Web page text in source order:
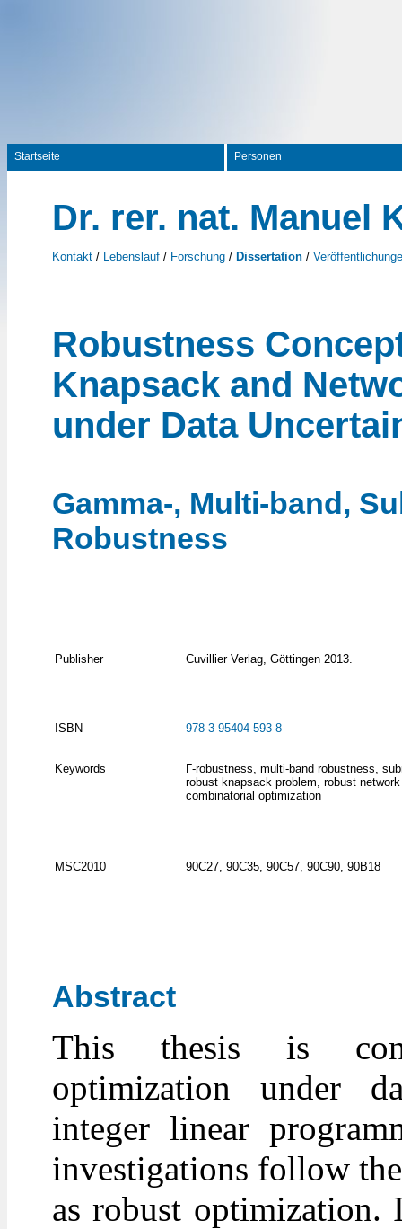
Startseite Personen
Dr. rer. nat. Manuel
Kontakt / Lebenslauf / Forschung / Dissertation /
Robustness
Knapsack and
under Data
Gamma-, Multi-band,
Robustness
Publisher Cuvillier Verlag, Göttingen 2013.
ISBN 978-3-95404-593-8
Keywords
Γ-robustness, multi-band robustness,
robust knapsack problem, robust
combinatorial optimization
MSC2010 90C27, 90C35, 90C57, 90C90, 90B18
Abstract
This thesis is
optimization under
integer linear
investigations follow
as robust optimization.